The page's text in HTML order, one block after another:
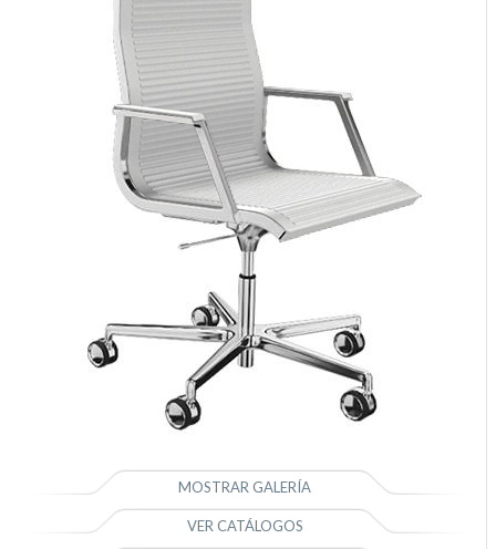
MOSTRAR GALERÍA
VER CATÁLOGOS